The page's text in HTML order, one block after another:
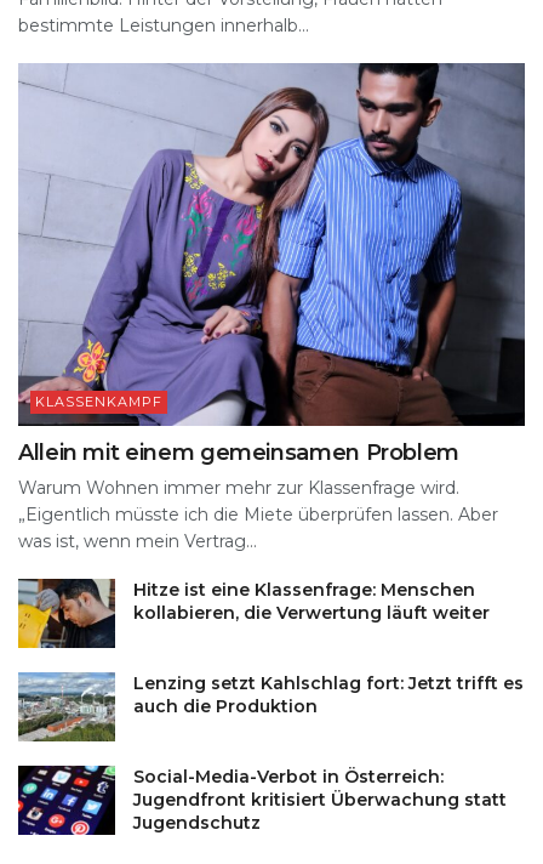
bestimmte Leistungen innerhalb...
KLASSENKAMPF
Allein mit einem gemeinsamen Problem
Warum Wohnen immer mehr zur Klassenfrage wird.
„Eigentlich müsste ich die Miete überprüfen lassen. Aber
was ist, wenn mein Vertrag...
Hitze ist eine Klassenfrage: Menschen
kollabieren, die Verwertung läuft weiter
Lenzing setzt Kahlschlag fort: Jetzt trifft es
auch die Produktion
Social-Media-Verbot in Österreich:
Jugendfront kritisiert Überwachung statt
Jugendschutz